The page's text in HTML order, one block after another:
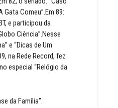
Gata Comeu”.Em 89:
e participou da
Ciência”.Nesse
e “Dicas de Um
na Rede Record, fez
especial “Relógio da
da Família”.